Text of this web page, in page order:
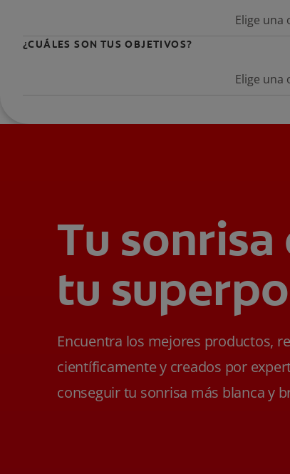
Elige una
¿CUÁLES SON TUS OBJETIVOS?
Elige una
Tu sonrisa
tu
Encuentra los mejores productos,
científicamente y creados por
conseguir tu sonrisa más blanca y